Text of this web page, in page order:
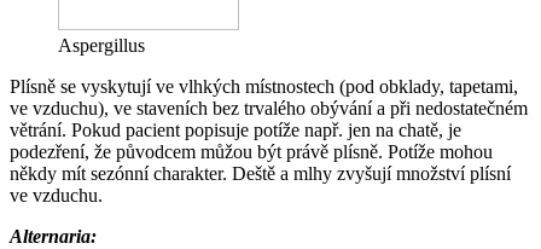
Aspergillus
Plísně se vyskytují ve vlhkých místnostech (pod obklady, tapetami,
ve vzduchu), ve staveních bez trvalého obývání a při nedostatečném
větrání. Pokud pacient popisuje potíže např. jen na chatě, je
podezření, že původcem můžou být právě plísně. Potíže mohou
někdy mít sezónní charakter. Deště a mlhy zvyšují množství plísní
ve vzduchu.
Alternaria: